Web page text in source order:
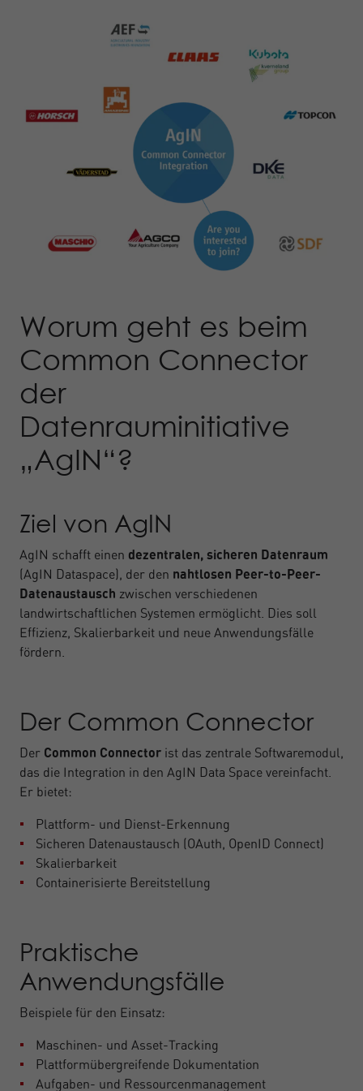
Worum geht es beim
Common Connector
der
Datenrauminitiative
„AgIN“?
Ziel von AgIN
AgIN schafft einen dezentralen, sicheren Datenraum
(AgIN Dataspace), der den nahtlosen Peer-to-Peer-
Datenaustausch zwischen verschiedenen
landwirtschaftlichen Systemen ermöglicht. Dies soll
Effizienz, Skalierbarkeit und neue Anwendungsfälle
fördern.
Der Common Connector
Der Common Connector ist das zentrale Softwaremodul,
das die Integration in den AgIN Data Space vereinfacht.
Er bietet:
Plattform- und Dienst-Erkennung
Sicheren Datenaustausch (OAuth, OpenID Connect)
Skalierbarkeit
Containerisierte Bereitstellung
Praktische
Anwendungsfälle
Beispiele für den Einsatz:
Maschinen- und Asset-Tracking
Plattformübergreifende Dokumentation
Aufgaben- und Ressourcenmanagement